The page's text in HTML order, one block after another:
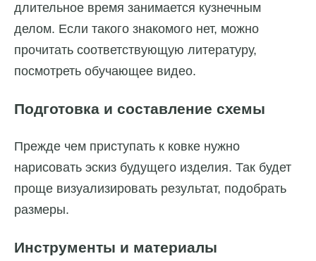
длительное время занимается кузнечным
делом. Если такого знакомого нет, можно
прочитать соответствующую литературу,
посмотреть обучающее видео.
Подготовка и составление схемы
Прежде чем приступать к ковке нужно
нарисовать эскиз будущего изделия. Так будет
проще визуализировать результат, подобрать
размеры.
Инструменты и материалы